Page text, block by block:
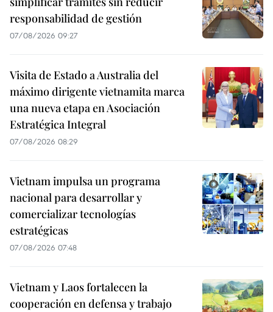
responsabilidad de gestión
07/08/2026 09:27
Visita de Estado a Australia del
máximo dirigente vietnamita marca
una nueva etapa en Asociación
Estratégica Integral
07/08/2026 08:29
Vietnam impulsa un programa
nacional para desarrollar y
comercializar tecnologías
estratégicas
07/08/2026 07:48
Vietnam y Laos fortalecen la
cooperación en defensa y trabajo